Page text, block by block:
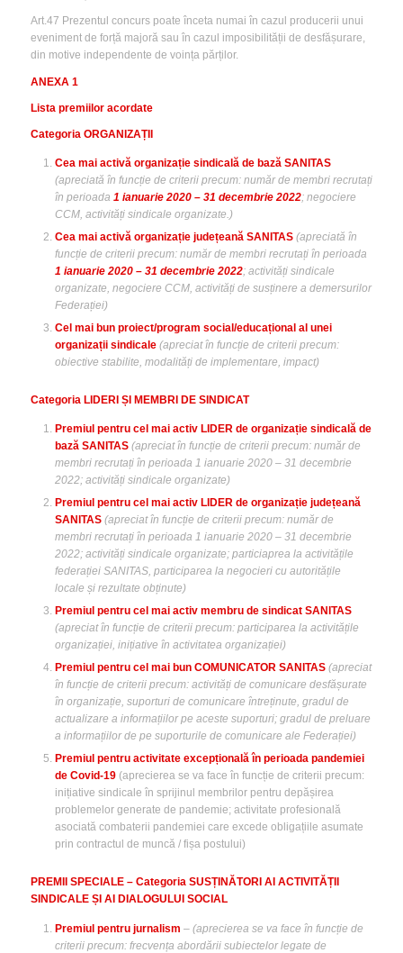
Art.47 Prezentul concurs poate înceta numai în cazul producerii unui
eveniment de forță majoră sau în cazul imposibilității de desfășurare,
din motive independente de voința părților.
ANEXA 1
Lista premiilor acordate
Categoria ORGANIZAȚII
Cea mai activă organizație sindicală de bază SANITAS
(apreciată în funcție de criterii precum: număr de membri recrutați
în perioada 1 ianuarie 2020 – 31 decembrie 2022; negociere
CCM, activități sindicale organizate.)
Cea mai activă organizație județeană SANITAS (apreciată în
funcție de criterii precum: număr de membri recrutați în perioada
1 ianuarie 2020 – 31 decembrie 2022; activități sindicale
organizate, negociere CCM, activități de susținere a demersurilor
Federației)
Cel mai bun proiect/program social/educațional al unei
organizații sindicale (apreciat în funcție de criterii precum:
obiective stabilite, modalități de implementare, impact)
Categoria LIDERI ȘI MEMBRI DE SINDICAT
Premiul pentru cel mai activ LIDER de organizație sindicală de
bază SANITAS (apreciat în funcție de criterii precum: număr de
membri recrutați în perioada 1 ianuarie 2020 – 31 decembrie
2022; activități sindicale organizate)
Premiul pentru cel mai activ LIDER de organizație județeană
SANITAS (apreciat în funcție de criterii precum: număr de
membri recrutați în perioada 1 ianuarie 2020 – 31 decembrie
2022; activități sindicale organizate; particiaprea la activitățile
federației SANITAS, participarea la negocieri cu autoritățile
locale și rezultate obținute)
Premiul pentru cel mai activ membru de sindicat SANITAS
(apreciat în funcție de criterii precum: participarea la activitățile
organizației, inițiative în activitatea organizației)
Premiul pentru cel mai bun COMUNICATOR SANITAS (apreciat
în funcție de criterii precum: activități de comunicare desfășurate
în organizație, suporturi de comunicare întreținute, gradul de
actualizare a informațiilor pe aceste suporturi; gradul de preluare
a informațiilor de pe suporturile de comunicare ale Federației)
Premiul pentru activitate excepțională în perioada pandemiei
de Covid-19(aprecierea se va face în funcție de criterii precum:
inițiative sindicale în sprijinul membrilor pentru depășirea
problemelor generate de pandemie; activitate profesională
asociată combaterii pandemiei care excede obligațiile asumate
prin contractul de muncă / fișa postului)
PREMII SPECIALE – Categoria SUSȚINĂTORI AI ACTIVITĂȚII
SINDICALE ȘI AI DIALOGULUI SOCIAL
Premiul pentru jurnalism – (aprecierea se va face în funcție de
criterii precum: frecvența abordării subiectelor legate de